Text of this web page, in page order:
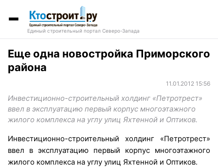
Единый строительный портал Северо-Запада
Еще одна новостройка Приморского
района
11.01.2012 15:56
Инвестиционно-строительный холдинг «Петротрест»
ввел в эксплуатацию первый корпус многоэтажного
жилого комплекса на углу улиц Яхтенной и Оптиков.
Инвестиционно-строительный холдинг «Петротрест»
ввел в эксплуатацию первый корпус многоэтажного
жилого комплекса на углу улиц Яхтенной и Оптиков.